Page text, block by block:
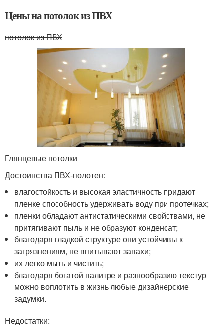
Цены на потолок из ПВХ
потолок из ПВХ
Глянцевые потолки
Достоинства ПВХ-полотен:
влагостойкость и высокая эластичность придают
пленке способность удерживать воду при протечках;
пленки обладают антистатическими свойствами, не
притягивают пыль и не образуют конденсат;
благодаря гладкой структуре они устойчивы к
загрязнениям, не впитывают запахи;
их легко мыть и чистить;
благодаря богатой палитре и разнообразию текстур
можно воплотить в жизнь любые дизайнерские
задумки.
Недостатки: